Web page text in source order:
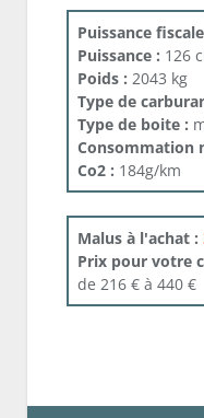
Puissance
Puissance : 126
Poids : 2043 kg
Type de
Type de boite :
Consommation
Co2 : 184g/km
Malus à l'achat :
Prix pour votre
de 216 € à 440 €